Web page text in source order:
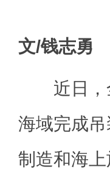
文/钱志勇
近日，全
海域完成
制造和海